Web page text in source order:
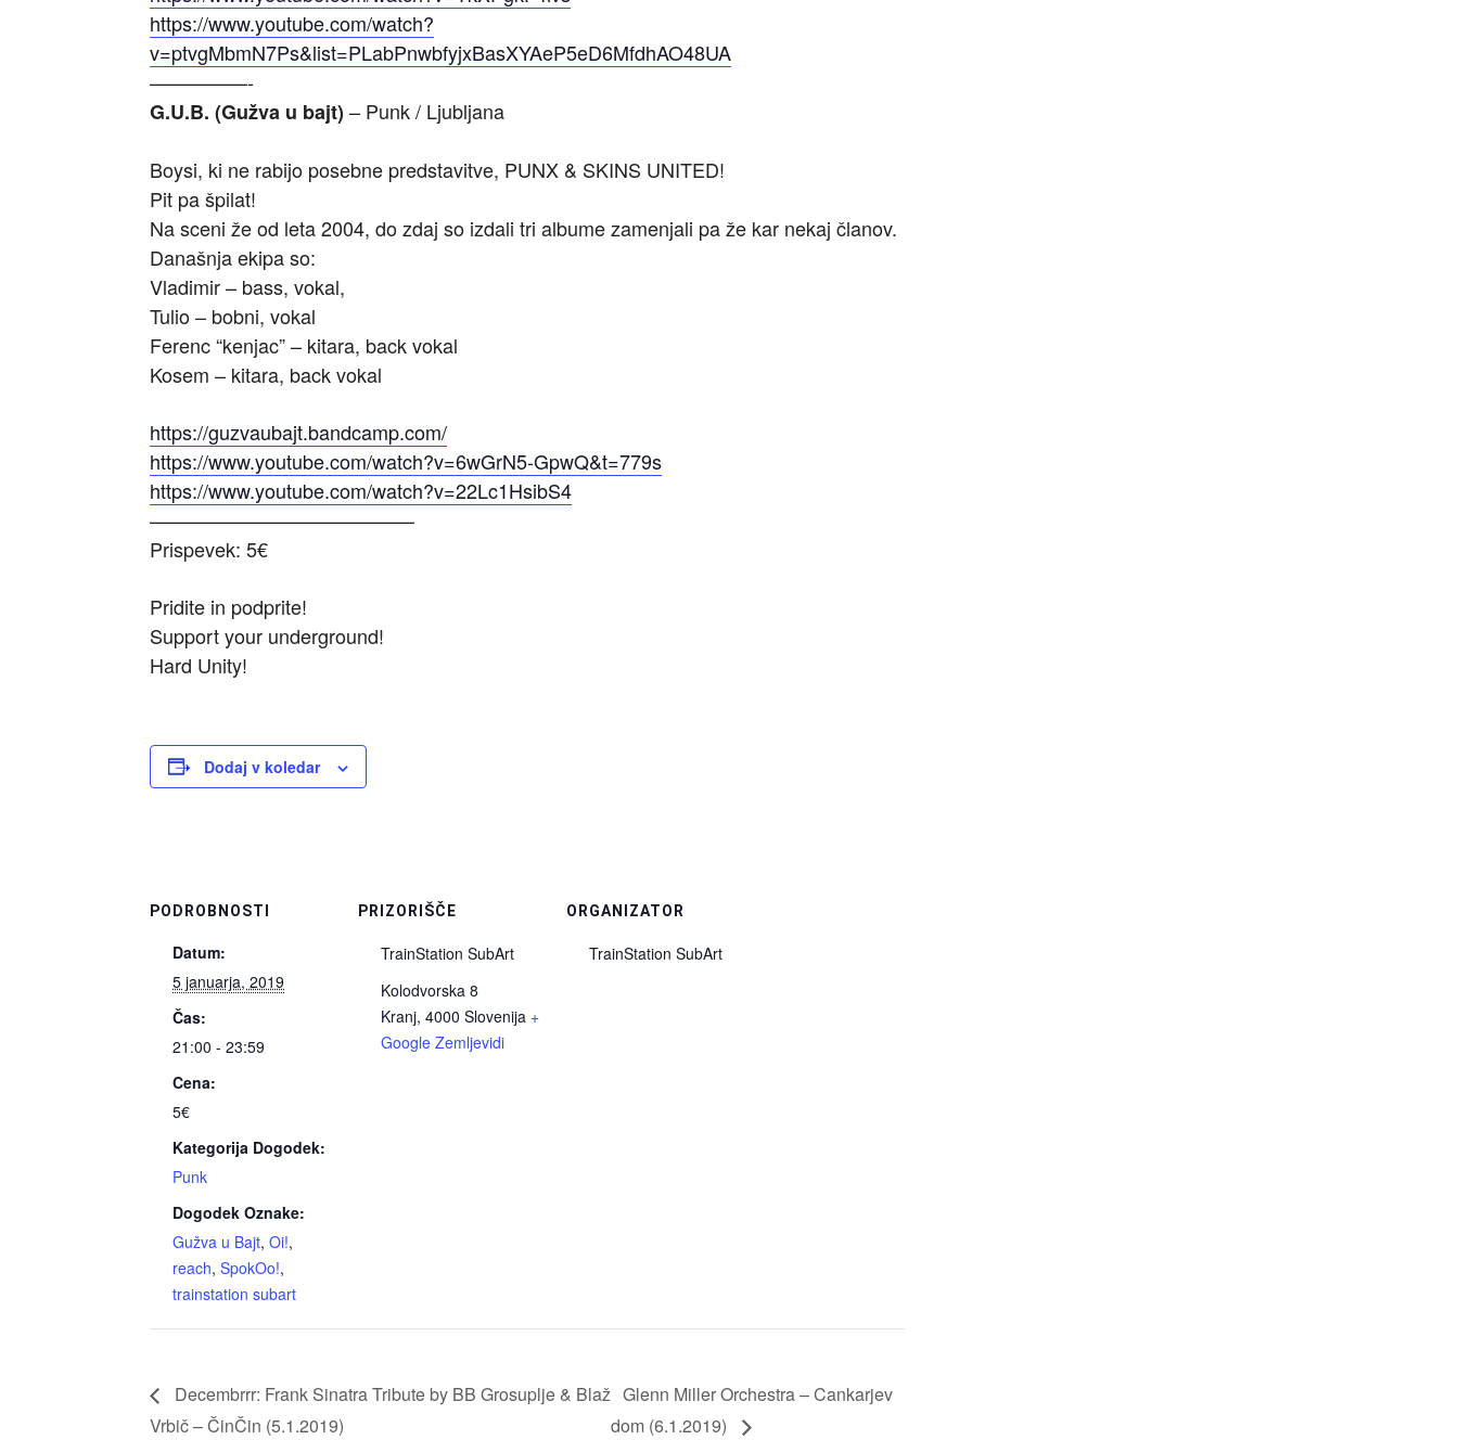
https://www.youtube.com/watch?
v=ptvgMbmN7Ps&list=PLabPnwbfyjxBasXYAeP5eD6MfdhAO48UA
—————-
G.U.B. (Gužva u bajt) – Punk / Ljubljana
Boysi, ki ne rabijo posebne predstavitve, PUNX & SKINS UNITED!
Pit pa špilat!
Na sceni že od leta 2004, do zdaj so izdali tri albume zamenjali pa že kar nekaj članov.
Današnja ekipa so:
Vladimir – bass, vokal,
Tulio – bobni, vokal
Ferenc “kenjac” – kitara, back vokal
Kosem – kitara, back vokal
https://guzvaubajt.bandcamp.com/
https://www.youtube.com/watch?v=6wGrN5-GpwQ&t=779s
https://www.youtube.com/watch?v=22Lc1HsibS4
—————————————–
Prispevek: 5€
Pridite in podprite!
Support your underground!
Hard Unity!
Dodaj v koledar
PODROBNOSTI
Datum:
5 januarja, 2019
Čas:
21:00 - 23:59
Cena:
5€
Kategorija Dogodek:
Punk
Dogodek Oznake:
Gužva u Bajt, Oi!,
reach, SpokOo!,
trainstation subart
PRIZORIŠČE
TrainStation SubArt
Kolodvorska 8
Kranj, 4000 Slovenija +
Google Zemljevidi
ORGANIZATOR
TrainStation SubArt
Decembrrr: Frank Sinatra Tribute by BB Grosuplje & Blaž
Vrbič – ČinČin (5.1.2019)
Glenn Miller Orchestra – Cankarjev
dom (6.1.2019)